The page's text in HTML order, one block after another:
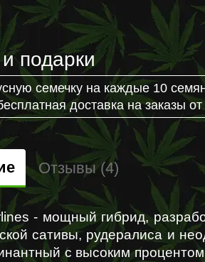
подарки
семечку на каждые 10
доставка на заказы от
Отзывы (4)
- мощный гибрид,
сативы, рудералиса и
с высоким